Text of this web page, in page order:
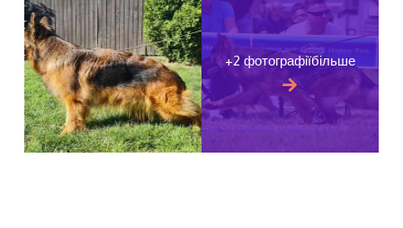
+2 фотографіїбільше